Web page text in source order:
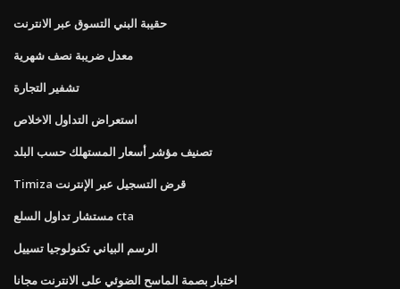
حقيبة البني التسوق عبر الانترنت
معدل ضريبة نصف شهرية
تشفير التجارة
استعراض التداول الاخلاص
تصنيف مؤشر أسعار المستهلك حسب البلد
Timiza قرض التسجيل عبر الإنترنت
مستشار تداول السلع cta
الرسم البياني تكنولوجيا تسييل
اختبار بصمة الماسح الضوئي على الانترنت مجانا